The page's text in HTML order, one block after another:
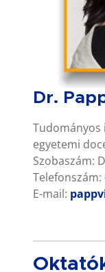
Dr.
Tudományos
egyetemi
Szobaszám:
Telefonszám:
E-mail: